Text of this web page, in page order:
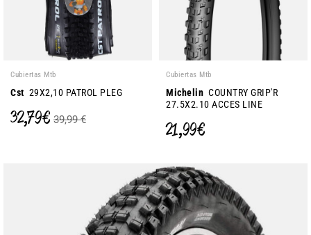
Cubiertas Mtb
Cst 29X2,10 PATROL PLEG
32,79 € 39,99 €
Cubiertas Mtb
Michelin COUNTRY GRIP'R
27.5X2.10 ACCES LINE
21,99 €